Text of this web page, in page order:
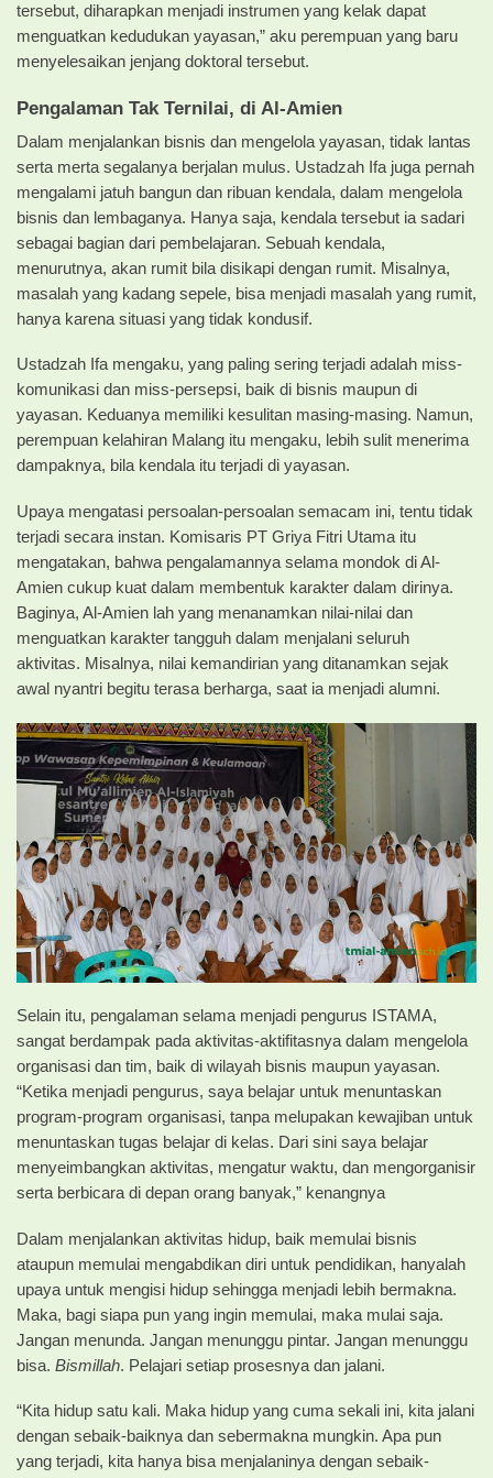
tersebut, diharapkan menjadi instrumen yang kelak dapat
menguatkan kedudukan yayasan,” aku perempuan yang baru
menyelesaikan jenjang doktoral tersebut.
Pengalaman Tak Ternilai, di Al-Amien
Dalam menjalankan bisnis dan mengelola yayasan, tidak lantas
serta merta segalanya berjalan mulus. Ustadzah Ifa juga pernah
mengalami jatuh bangun dan ribuan kendala, dalam mengelola
bisnis dan lembaganya. Hanya saja, kendala tersebut ia sadari
sebagai bagian dari pembelajaran. Sebuah kendala,
menurutnya, akan rumit bila disikapi dengan rumit. Misalnya,
masalah yang kadang sepele, bisa menjadi masalah yang rumit,
hanya karena situasi yang tidak kondusif.
Ustadzah Ifa mengaku, yang paling sering terjadi adalah miss-
komunikasi dan miss-persepsi, baik di bisnis maupun di
yayasan. Keduanya memiliki kesulitan masing-masing. Namun,
perempuan kelahiran Malang itu mengaku, lebih sulit menerima
dampaknya, bila kendala itu terjadi di yayasan.
Upaya mengatasi persoalan-persoalan semacam ini, tentu tidak
terjadi secara instan. Komisaris PT Griya Fitri Utama itu
mengatakan, bahwa pengalamannya selama mondok di Al-
Amien cukup kuat dalam membentuk karakter dalam dirinya.
Baginya, Al-Amien lah yang menanamkan nilai-nilai dan
menguatkan karakter tangguh dalam menjalani seluruh
aktivitas. Misalnya, nilai kemandirian yang ditanamkan sejak
awal nyantri begitu terasa berharga, saat ia menjadi alumni.
Selain itu, pengalaman selama menjadi pengurus ISTAMA,
sangat berdampak pada aktivitas-aktifitasnya dalam mengelola
organisasi dan tim, baik di wilayah bisnis maupun yayasan.
“Ketika menjadi pengurus, saya belajar untuk menuntaskan
program-program organisasi, tanpa melupakan kewajiban untuk
menuntaskan tugas belajar di kelas. Dari sini saya belajar
menyeimbangkan aktivitas, mengatur waktu, dan mengorganisir
serta berbicara di depan orang banyak,” kenangnya
Dalam menjalankan aktivitas hidup, baik memulai bisnis
ataupun memulai mengabdikan diri untuk pendidikan, hanyalah
upaya untuk mengisi hidup sehingga menjadi lebih bermakna.
Maka, bagi siapa pun yang ingin memulai, maka mulai saja.
Jangan menunda. Jangan menunggu pintar. Jangan menunggu
bisa. Bismillah. Pelajari setiap prosesnya dan jalani.
“Kita hidup satu kali. Maka hidup yang cuma sekali ini, kita jalani
dengan sebaik-baiknya dan sebermakna mungkin. Apa pun
yang terjadi, kita hanya bisa menjalaninya dengan sebaik-